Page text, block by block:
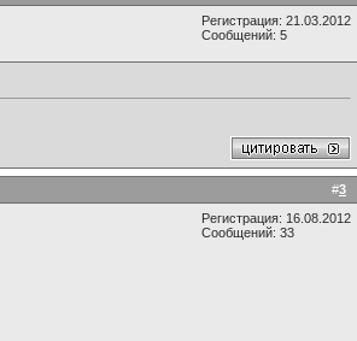
Регистрация: 21.03.2012
Сообщений: 5
#3
Регистрация: 16.08.2012
Сообщений: 33